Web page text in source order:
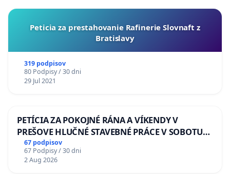
Peticia za prestahovanie Rafinerie Slovnaft z
Bratislavy
319 podpisov
80 Podpisy / 30 dni
29 Jul 2021
PETÍCIA ZA POKOJNÉ RÁNA A VÍKENDY V
PREŠOVE HLUČNÉ STAVEBNÉ PRÁCE V SOBOTU
LEN OD 9.00 DO 13.00 HOD., CEZ PRACOVNÝ
TÝŽDEŇ CIEĽ 8.00 – 18.00 HOD. A PRAVIDELNÁ
KONTROLA STAVBY C-AREA NA
67 podpisov
67 Podpisy / 30 dni
2 Aug 2026